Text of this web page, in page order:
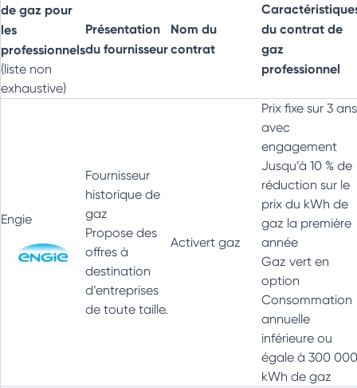
de gaz pour
les
professionnels
(liste non
exhaustive)
Présentation
du fournisseur
Nom du
contrat
du contrat de
gaz
professionnel
Engie
Fournisseur
historique de
gaz
Propose des
offres à
destination
d’entreprises
de toute taille.
Activert gaz
Prix fixe sur 3 ans
avec
engagement
Jusqu’à 10 % de
réduction sur le
prix du kWh de
gaz la première
année
Gaz vert en
option
Consommation
annuelle
inférieure ou
égale à 300 000
kWh de gaz